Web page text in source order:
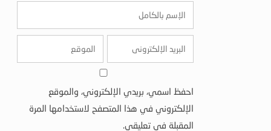
احفظ اسمي، بريدي الإلكتروني، والموقع
الإلكتروني في هذا المتصفح لاستخدامها المرة
المقبلة في تعليقي.